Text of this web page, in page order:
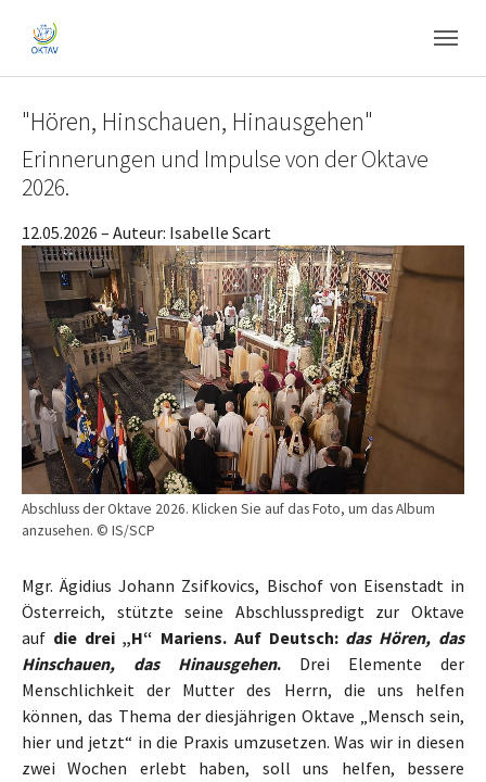
Abschluss der Oktave 2026. Klicken Sie auf das Foto, um das Album
anzusehen. © IS/SCP
"Hören, Hinschauen, Hinausgehen"
Erinnerungen und Impulse von der Oktave
2026.
12.05.2026 – Auteur: Isabelle Scart
Mgr. Ägidius Johann Zsifkovics, Bischof von Eisenstadt in
Österreich, stützte seine Abschlusspredigt zur Oktave
auf die drei „H“ Mariens. Auf Deutsch: das Hören, das
Hinschauen, das Hinausgehen. Drei Elemente der
Menschlichkeit der Mutter des Herrn, die uns helfen
können, das Thema der diesjährigen Oktave „Mensch sein,
hier und jetzt“ in die Praxis umzusetzen. Was wir in diesen
zwei Wochen erlebt haben, soll uns helfen, bessere